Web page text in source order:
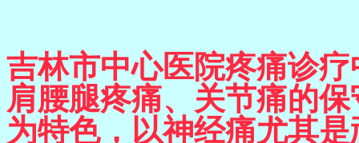
吉林市中心医院疼痛诊
肩腰腿疼痛、关节痛的
为特色，以神经痛尤其